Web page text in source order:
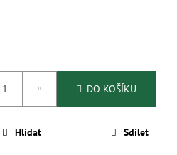
DO KOŠÍKU
Hlídat Sdílet